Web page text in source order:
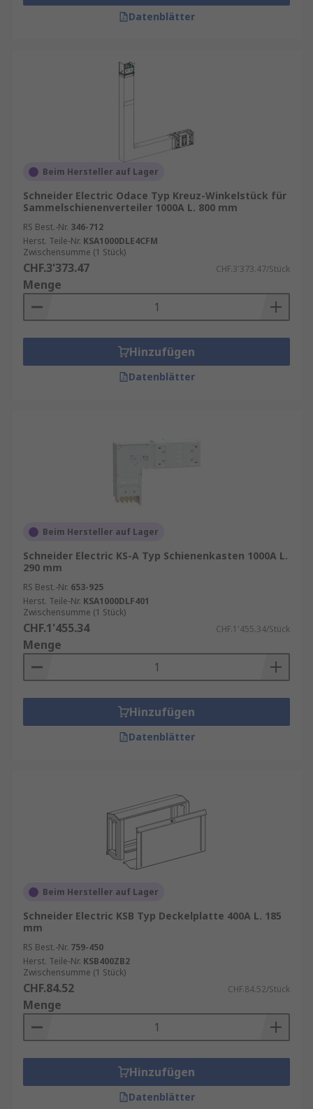
Datenblätter
Beim Hersteller auf Lager
Schneider Electric Odace Typ Kreuz-Winkelstück für
Sammelschienenverteiler 1000A L. 800 mm
RS Best.-Nr. 346-712
Herst. Teile-Nr. KSA1000DLE4CFM
Zwischensumme (1 Stück)
CHF.3'373.47 CHF.3'373.47/Stück
Menge
Hinzufügen
Datenblätter
Beim Hersteller auf Lager
Schneider Electric KS-A Typ Schienenkasten 1000A L.
290 mm
RS Best.-Nr. 653-925
Herst. Teile-Nr. KSA1000DLF401
Zwischensumme (1 Stück)
CHF.1'455.34 CHF.1'455.34/Stück
Menge
Hinzufügen
Datenblätter
Beim Hersteller auf Lager
Schneider Electric KSB Typ Deckelplatte 400A L. 185
mm
RS Best.-Nr. 759-450
Herst. Teile-Nr. KSB400ZB2
Zwischensumme (1 Stück)
CHF.84.52 CHF.84.52/Stück
Menge
Hinzufügen
Datenblätter